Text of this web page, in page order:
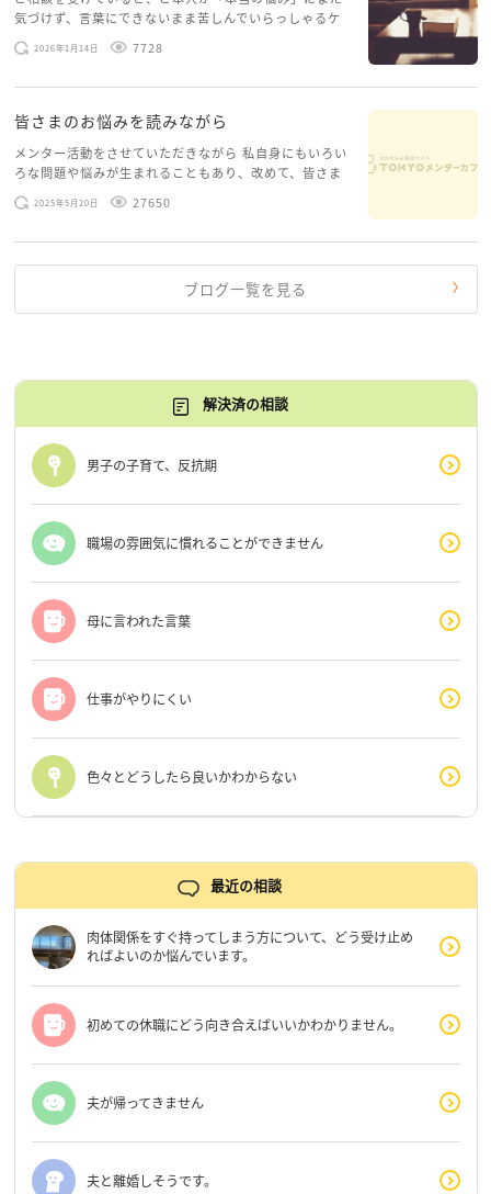
気づけず、言葉にできないまま苦しんでいらっしゃるケ
ースがありますお悩みというのは、心の深いところ（深
層心理）に触れることで、まったく違う角度から解決の
2026年1月14日 7728
皆さまのお悩みを読みながら
メンター活動をさせていただきながら 私自身にもいろい
ろな問題や悩みが生まれることもあり、改めて、皆さま
のお悩みを読みながら 「みんな、もがいてる。わたし
だけじゃないんだな」と、逆に励まされるような日々で
2025年5月20日 27650
ブログ一覧を見る
解決済の相談
男子の子育て、反抗期
職場の雰囲気に慣れることができません
母に言われた言葉
仕事がやりにくい
色々とどうしたら良いかわからない
最近の相談
肉体関係をすぐ持ってしまう方について、どう受け止め
ればよいのか悩んでいます。
初めての休職にどう向き合えばいいかわかりません。
夫が帰ってきません
夫と離婚しそうです。